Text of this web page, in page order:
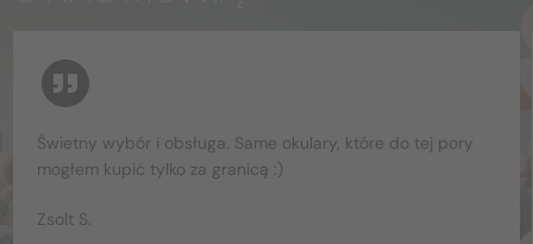
Świetny wybór i obsługa. Same okulary, które do tej pory
mogłem kupić tylko za granicą :)
Zsolt S.